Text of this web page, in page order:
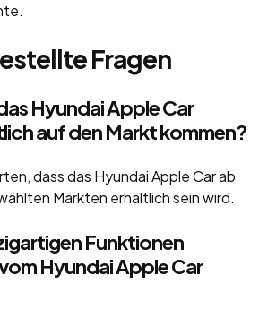
Fragen
Hyundai Apple Car
auf den Markt kommen?
dass das Hyundai Apple Car ab
Märkten erhältlich sein wird.
Funktionen
Hyundai Apple Car